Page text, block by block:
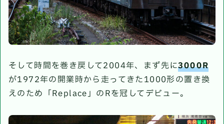
そして時間を巻き戻して2004年、まず先に3000R
が1972年の開業時から走ってきた1000形の置き換
えのため「Replace」のRを冠してデビュー。